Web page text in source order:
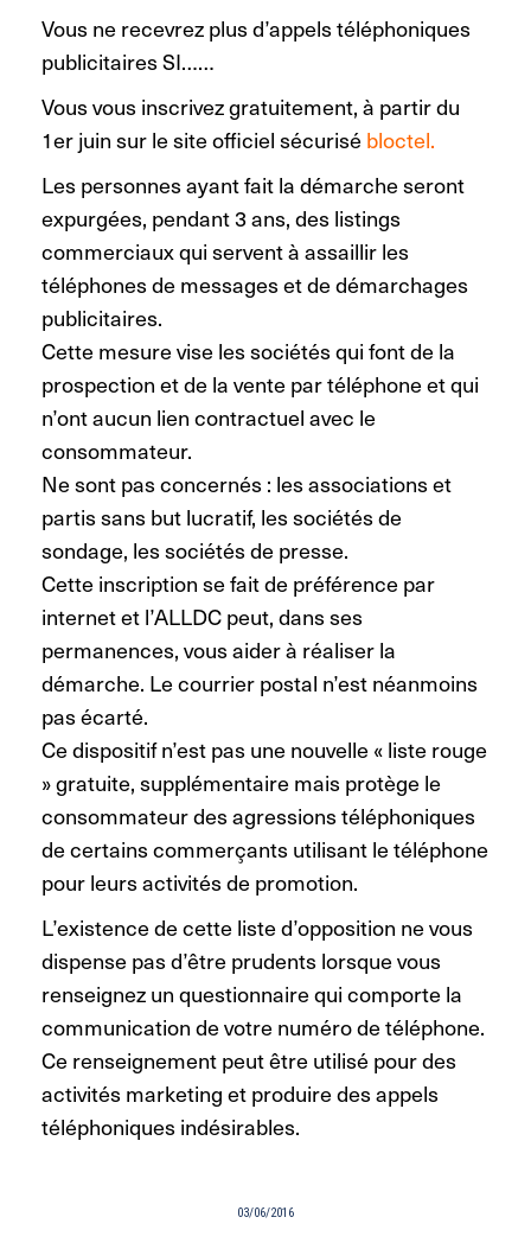
Vous ne recevrez plus d’appels téléphoniques
publicitaires SI……
Vous vous inscrivez gratuitement, à partir du
1er juin sur le site officiel sécurisébloctel.
Les personnes ayant fait la démarche seront
expurgées, pendant 3 ans, des listings
commerciaux qui servent à assaillir les
téléphones de messages et de démarchages
publicitaires.
Cette mesure vise les sociétés qui font de la
prospection et de la vente par téléphone et qui
n’ont aucun lien contractuel avec le
consommateur.
Ne sont pas concernés : les associations et
partis sans but lucratif, les sociétés de
sondage, les sociétés de presse.
Cette inscription se fait de préférence par
internet et l’ALLDC peut, dans ses
permanences, vous aider à réaliser la
démarche. Le courrier postal n’est néanmoins
pas écarté.
Ce dispositif n’est pas une nouvelle « liste rouge
» gratuite, supplémentaire mais protège le
consommateur des agressions téléphoniques
de certains commerçants utilisant le téléphone
pour leurs activités de promotion.
L’existence de cette liste d’opposition ne vous
dispense pas d’être prudents lorsque vous
renseignez un questionnaire qui comporte la
communication de votre numéro de téléphone.
Ce renseignement peut être utilisé pour des
activités marketing et produire des appels
téléphoniques indésirables.
03/06/2016